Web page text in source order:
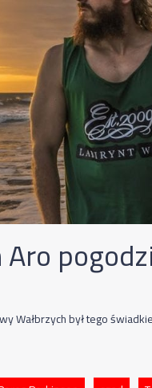
Wałbrzych był tego